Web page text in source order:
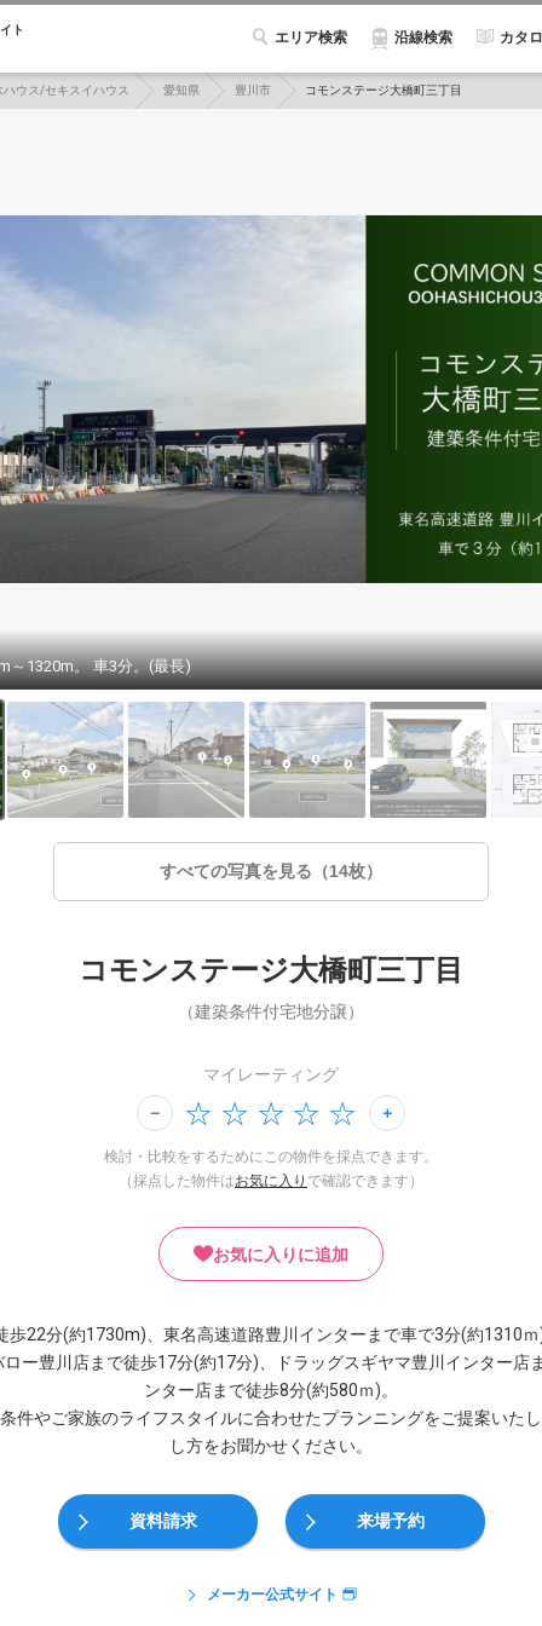
ト エリア検索 沿線検索 カタ
ハウス/セキスイハウス 愛知県 豊川市 コモンステージ大橋町三丁目
～1320m。 車3分。(最長)
すべての写真を見る（14枚）
コモンステージ大橋町三丁目
（建築条件付宅地分譲）
マイレーティング
検討・比較をするためにこの物件を採点できます。
（採点した物件はお気に入り で確認できます）
お気に入りに追加
22分(約1730m)、東名高速道路豊川インターまで車で3分(約1310
ー豊川店まで徒歩17分(約17分)、ドラッグスギヤマ豊川インター店
ンター店まで徒歩8分(約580ｍ)。
件やご家族のライフスタイルに合わせたプランニングをご提案いた
し方をお聞かせください。
資料請求 来場予約
メーカー公式サイト